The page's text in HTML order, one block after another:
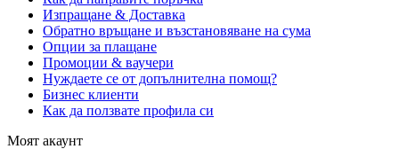
Изпращане & Доставка
Обратно връщане и възстановяване на сума
Опции за плащане
Промоции & ваучери
Нуждаете се от допълнителна помощ?
Бизнес клиенти
Как да ползвате профила си
Моят акаунт